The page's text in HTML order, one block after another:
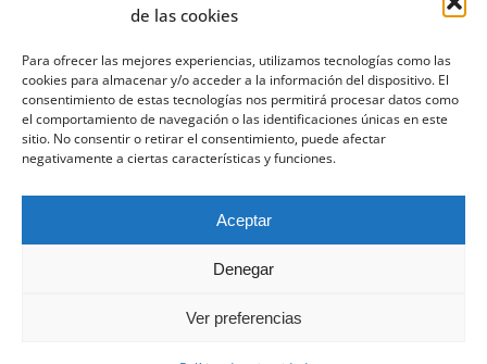
de las cookies
Para ofrecer las mejores experiencias, utilizamos tecnologías como las
cookies para almacenar y/o acceder a la información del dispositivo. El
consentimiento de estas tecnologías nos permitirá procesar datos como
el comportamiento de navegación o las identificaciones únicas en este
sitio. No consentir o retirar el consentimiento, puede afectar
negativamente a ciertas características y funciones.
Aceptar
Denegar
Ver preferencias
He leído y acepto la
política de privacidad
Copyrigth: Todos los derechos reservados